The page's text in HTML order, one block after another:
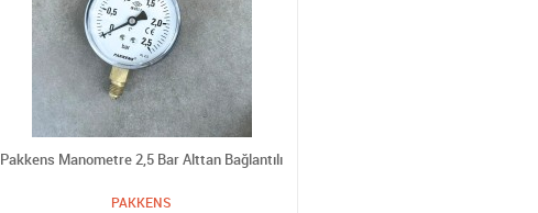
Pakkens Manometre 2,5 Bar Alttan Bağlantılı
PAKKENS